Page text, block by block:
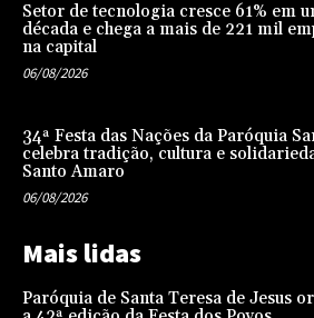
Setor de tecnologia cresce 61% em
década e chega a mais de 221 mil
na capital
06/08/2026
34ª Festa das Nações da Paróquia
celebra tradição, cultura e
Santo Amaro
06/08/2026
Mais lidas
Paróquia de Santa Teresa de Jesus